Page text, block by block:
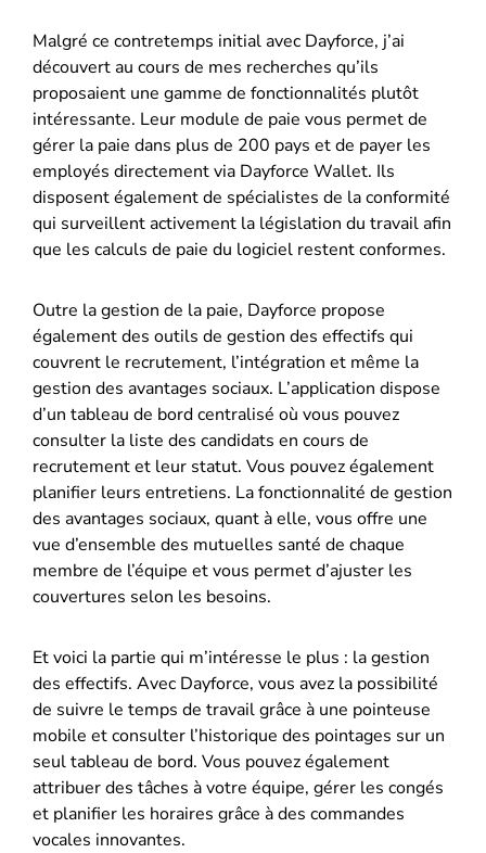
Malgré ce contretemps initial avec Dayforce, j’ai
découvert au cours de mes recherches qu’ils
proposaient une gamme de fonctionnalités plutôt
intéressante. Leur module de paie vous permet de
gérer la paie dans plus de 200 pays et de payer les
employés directement via Dayforce Wallet. Ils
disposent également de spécialistes de la conformité
qui surveillent activement la législation du travail afin
que les calculs de paie du logiciel restent conformes.
Outre la gestion de la paie, Dayforce propose
également des outils de gestion des effectifs qui
couvrent le recrutement, l’intégration et même la
gestion des avantages sociaux. L’application dispose
d’un tableau de bord centralisé où vous pouvez
consulter la liste des candidats en cours de
recrutement et leur statut. Vous pouvez également
planifier leurs entretiens. La fonctionnalité de gestion
des avantages sociaux, quant à elle, vous offre une
vue d’ensemble des mutuelles santé de chaque
membre de l’équipe et vous permet d’ajuster les
couvertures selon les besoins.
Et voici la partie qui m’intéresse le plus : la gestion
des effectifs. Avec Dayforce, vous avez la possibilité
de suivre le temps de travail grâce à une pointeuse
mobile et consulter l’historique des pointages sur un
seul tableau de bord. Vous pouvez également
attribuer des tâches à votre équipe, gérer les congés
et planifier les horaires grâce à des commandes
vocales innovantes.